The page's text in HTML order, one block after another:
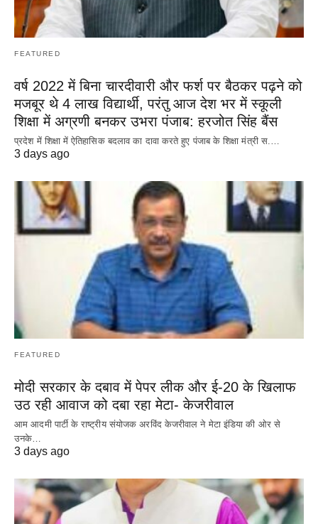
FEATURED
वर्ष 2022 में बिना चारदीवारी और फर्श पर बैठकर पढ़ने को
मजबूर थे 4 लाख विद्यार्थी, परंतु आज देश भर में स्कूली
शिक्षा में अग्रणी बनकर उभरा पंजाब: हरजोत सिंह बैंस
प्रदेश में शिक्षा में ऐतिहासिक बदलाव का दावा करते हुए पंजाब के शिक्षा मंत्री स.…
3 days ago
FEATURED
मोदी सरकार के दबाव में पेपर लीक और ई-20 के खिलाफ
उठ रही आवाज को दबा रहा मेटा- केजरीवाल
आम आदमी पार्टी के राष्ट्रीय संयोजक अरविंद केजरीवाल ने मेटा इंडिया की ओर से
उनके…
3 days ago